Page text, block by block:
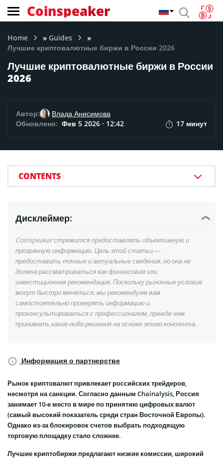
Coinspeaker
Home » Guides »
Лучшие криптовалютные биржи в России 2026
Лучшие криптовалютные биржи в России
2026
Автор:
Влада Анисимова
Обновлено: Фев 5 2026 · 12:42 17 минут
CONTENTS
Рынок криптовалют привлекает российских трейдеров,
несмотря на санкции. Согласно данным Chainalysis, Россия
занимает 10-е место в мире по принятию цифровых валют
(самый высокий показатель среди стран Восточной Европы).
Однако из-за блокировок счетов выбрать подходящую
торговую площадку стало сложнее.
Лучшие криптобиржи предлагают низкие комиссии, широкий
Дисклеймер:
Coinspeaker стремится предоставлять объективную и
прозрачную информацию. Цель этой статьи —
предоставить точные и актуальные сведения, но она не
должна рассматриваться как финансовая или
инвестиционная рекомендация. Поскольку рыночные условия
могут быстро меняться, мы рекомендуем вам
самостоятельно проверять информацию и
проконсультироваться с профессионалом, прежде чем
принимать какие-либо решения на основе этого контента.
Информация о партнерстве